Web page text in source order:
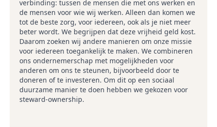
verbinding: tussen de mensen die met ons werken en
de mensen voor wie wij werken. Alleen dan komen we
tot de beste zorg, voor iedereen, ook als je niet meer
beter wordt. We begrijpen dat deze vrijheid geld kost.
Daarom zoeken wij andere manieren om onze missie
voor iedereen toegankelijk te maken. We combineren
ons ondernemerschap met mogelijkheden voor
anderen om ons te steunen, bijvoorbeeld door te
doneren of te investeren. Om dit op een sociaal
duurzame manier te doen hebben we gekozen voor
steward-ownership.